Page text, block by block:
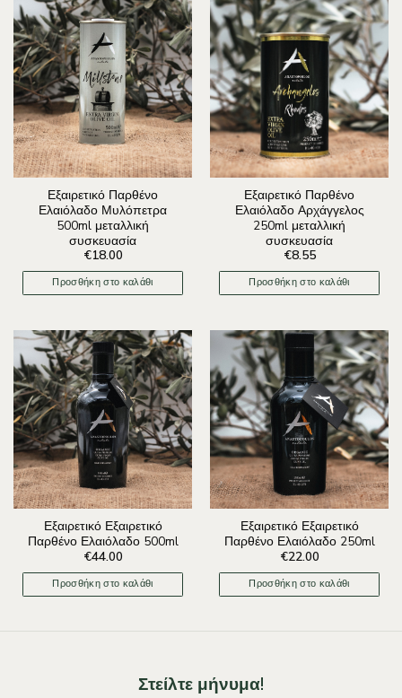
Εξαιρετικό Παρθένο
Ελαιόλαδο Μυλόπετρα
500ml μεταλλική
συσκευασία
€18.00
Προσθήκη στο καλάθι
Εξαιρετικό Παρθένο
Ελαιόλαδο Αρχάγγελος
250ml μεταλλική
συσκευασία
€8.55
Προσθήκη στο καλάθι
Εξαιρετικό Εξαιρετικό
Παρθένο Ελαιόλαδο 500ml
€44.00
Προσθήκη στο καλάθι
Εξαιρετικό Εξαιρετικό
Παρθένο Ελαιόλαδο 250ml
€22.00
Προσθήκη στο καλάθι
Στείλτε μήνυμα!